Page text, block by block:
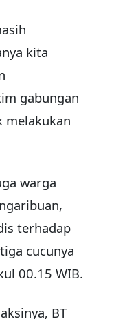
kita
gabungan
melakukan
warga
terhadap
cucunya
00.15 WIB.
BT